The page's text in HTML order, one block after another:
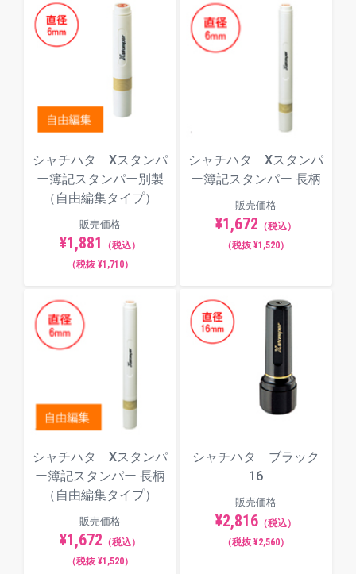
シャチハタ Xスタンパ
ー簿記スタンパー別製
（自由編集タイプ）
販売価格
¥1,881
（税込）
（税抜 ¥1,710）
シャチハタ Xスタンパ
ー簿記スタンパー 長柄
販売価格
¥1,672 （税込）
（税抜 ¥1,520）
シャチハタ Xスタンパ
ー簿記スタンパー 長柄
（自由編集タイプ）
販売価格
¥1,672 （税込）
（税抜 ¥1,520）
シャチハタ ブラック
16
販売価格
¥2,816 （税込）
（税抜 ¥2,560）